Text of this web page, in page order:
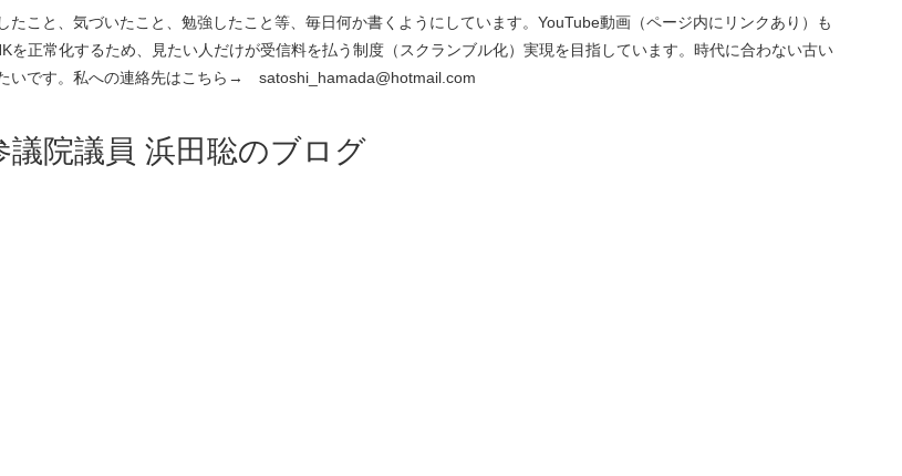
こと、気づいたこと、勉強したこと等、毎日何か書くようにしています。YouTube動画（ページ内にリンクあり）も
正常化するため、見たい人だけが受信料を払う制度（スクランブル化）実現を目指しています。時代に合わない古い
いです。私への連絡先はこちら→ satoshi_hamada@hotmail.com
議院議員 浜田聡のブログ